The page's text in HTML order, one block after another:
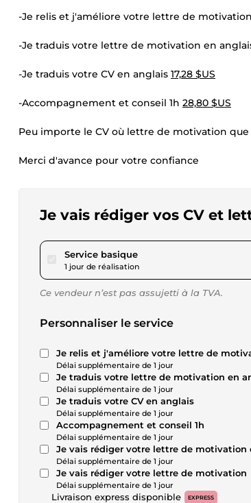
-Je relis et j'améliore votre lettre de motivation
-Je traduis votre lettre de motivation en
-Je traduis votre CV en anglais 17,28 $US
-Accompagnement et conseil 1h 28,80 $US
Peu importe le CV où lettre de motivation que
Merci d'avance pour votre confiance
Je vais rédiger vos CV et
Service basiquepour 17,28 $US
1 jour de réalisation
Ce vendeur n’est pas assujetti à la TVA.
Personnaliser le service
Je relis et j'améliore votre lettre de
Délai supplémentaire de 1 jour
Je traduis votre lettre de motivation en
Délai supplémentaire de 1 jour
Je traduis votre CV en anglais
Délai supplémentaire de 1 jour
Accompagnement et conseil 1h
Délai supplémentaire de 1 jour
Je vais rédiger votre lettre de motivation
Délai supplémentaire de 1 jour
Je vais rédiger votre lettre de motivation
Délai supplémentaire de 1 jour
Livraison express disponible EXPRESS